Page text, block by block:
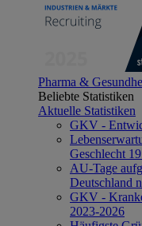
Pharma &
Beliebte Statistiken
Aktuelle Statistiken
GKV -
Geschlecht
AU-Tage
Deutschland
GKV -
2023-2026